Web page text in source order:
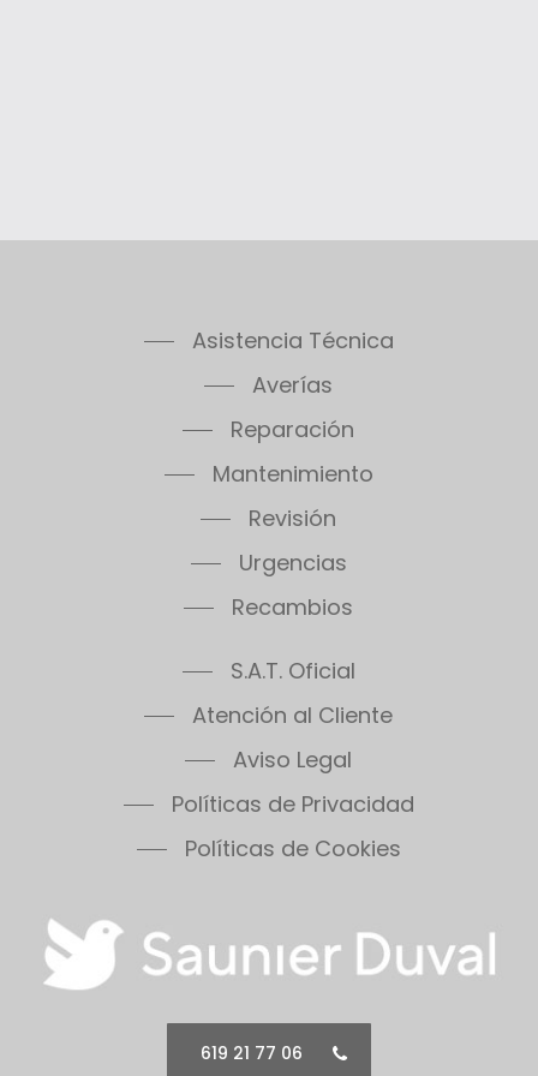
Asistencia Técnica
Averías
Reparación
Mantenimiento
Revisión
Urgencias
Recambios
S.A.T. Oficial
Atención al Cliente
Aviso Legal
Políticas de Privacidad
Políticas de Cookies
619 21 77 06